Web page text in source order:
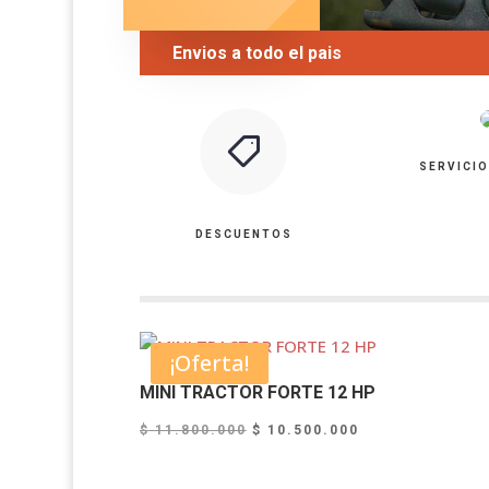
Envios a todo el pais
DESCUENTOS
¡Oferta!
MINI TRACTOR FORTE 12 HP
$11.800.000 Original
$ 10.500.000